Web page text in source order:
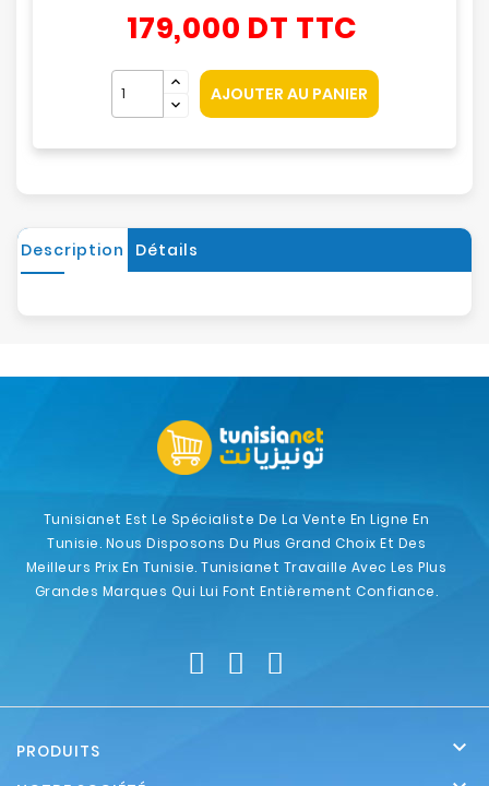
179,000 DT TTC
AJOUTER AU PANIER
Description Détails
Tunisianet Est Le Spécialiste De La Vente En Ligne En
Tunisie. Nous Disposons Du Plus Grand Choix Et Des
Meilleurs Prix En Tunisie. Tunisianet Travaille Avec Les Plus
Grandes Marques Qui Lui Font Entièrement Confiance.
PRODUITS 